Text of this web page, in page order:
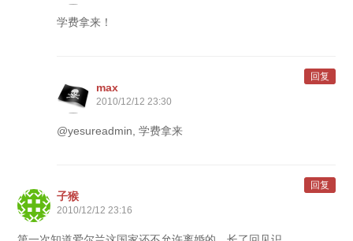
学费拿来！
max
2010/12/12 23:30
@yesureadmin, 学费拿来
回复
子猴
2010/12/12 23:16
回复